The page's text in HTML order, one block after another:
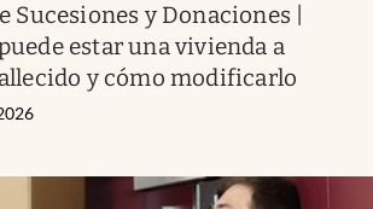
Sucesiones y Donaciones |
estar una vivienda a
y cómo modificarlo